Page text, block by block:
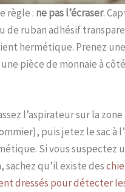
règle : ne pas l’écraser.
de ruban adhésif
hermétique. Prenez
pièce de monnaie à
l’aspirateur sur la
puis jetez le sac à
Si vous suspectez
sachez qu’il existe des
dressés pour détecter